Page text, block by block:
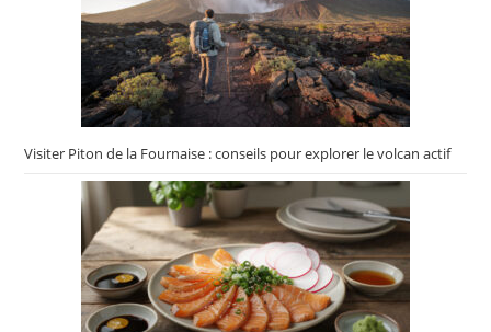
Visiter Piton de la Fournaise : conseils pour explorer le volcan actif